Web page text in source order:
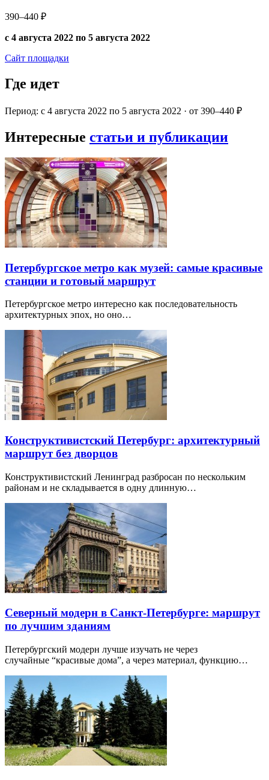
390–440 ₽
с 4 августа 2022 по 5 августа 2022
Сайт площадки
Где идет
Период: с 4 августа 2022 по 5 августа 2022 · от 390–440 ₽
Интересные статьи и публикации
Петербургское метро как музей: самые красивые
станции и готовый маршрут
Петербургское метро интересно как последовательность
архитектурных эпох, но оно…
Конструктивистский Петербург: архитектурный
маршрут без дворцов
Конструктивистский Ленинград разбросан по нескольким
районам и не складывается в одну длинную…
Северный модерн в Санкт-Петербурге: маршрут
по лучшим зданиям
Петербургский модерн лучше изучать не через
случайные “красивые дома”, а через материал, функцию…